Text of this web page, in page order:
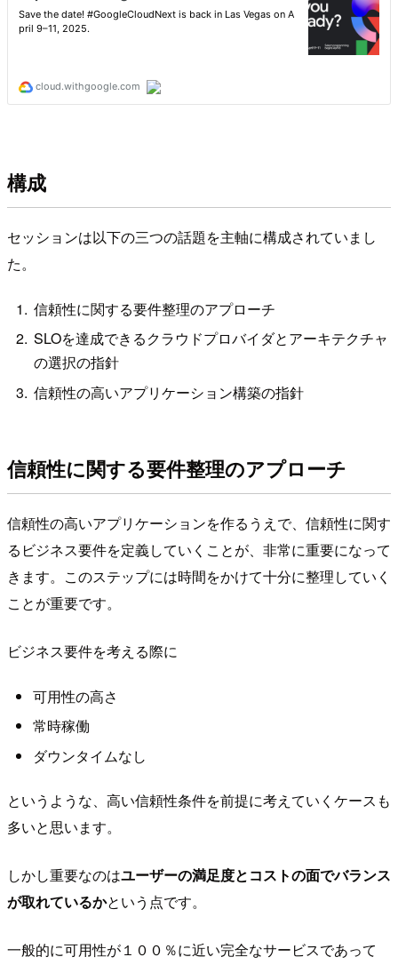
構成
セッションは以下の三つの話題を主軸に構成されていまし
た。
信頼性に関する要件整理のアプローチ
SLOを達成できるクラウドプロバイダとアーキテクチャ
の選択の指針
信頼性の高いアプリケーション構築の指針
信頼性に関する要件整理のアプローチ
信頼性の高いアプリケーションを作るうえで、信頼性に関す
るビジネス要件を定義していくことが、非常に重要になって
きます。このステップには時間をかけて十分に整理していく
ことが重要です。
ビジネス要件を考える際に
可用性の高さ
常時稼働
ダウンタイムなし
というような、高い信頼性条件を前提に考えていくケースも
多いと思います。
しかし重要なのはユーザーの満足度とコストの面でバランス
が取れているかという点です。
一般的に可用性が１００％に近い完全なサービスであって